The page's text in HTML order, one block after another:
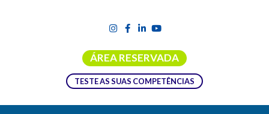
ÁREA RESERVADA
TESTE AS SUAS COMPETÊNCIAS